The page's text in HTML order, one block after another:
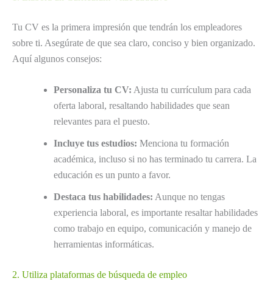
Tu CV es la primera impresión que tendrán los empleadores
sobre ti. Asegúrate de que sea claro, conciso y bien organizado.
Aquí algunos consejos:
Personaliza tu CV: Ajusta tu currículum para cada
oferta laboral, resaltando habilidades que sean
relevantes para el puesto.
Incluye tus estudios: Menciona tu formación
académica, incluso si no has terminado tu carrera. La
educación es un punto a favor.
Destaca tus habilidades: Aunque no tengas
experiencia laboral, es importante resaltar habilidades
como trabajo en equipo, comunicación y manejo de
herramientas informáticas.
2. Utiliza plataformas de búsqueda de empleo